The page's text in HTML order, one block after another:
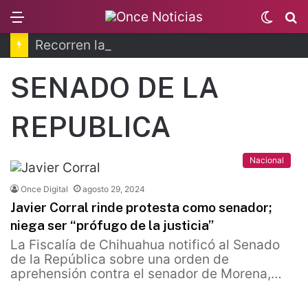
Switch
skin
SENADO DE LA
REPUBLICA
Nacional
Once Digital agosto 29, 2024
Javier Corral rinde protesta como senador;
niega ser “prófugo de la justicia”
La Fiscalía de Chihuahua notificó al Senado
de la República sobre una orden de
aprehensión contra el senador de Morena,…